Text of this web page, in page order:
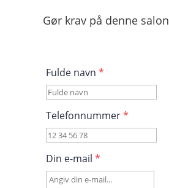
Gør krav på denne salon
Fulde navn *
Telefonnummer*
Din e-mail *